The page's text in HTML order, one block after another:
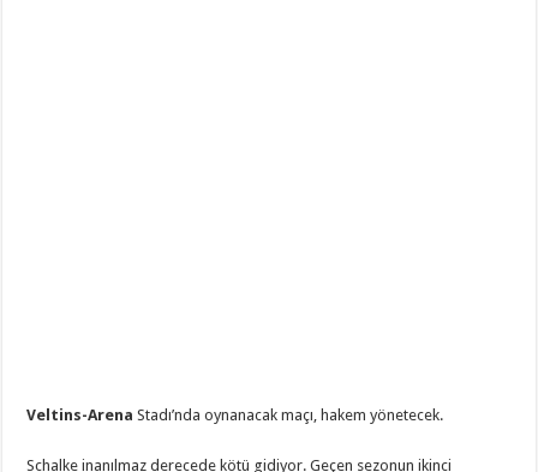
Veltins-Arena Stadı’nda oynanacak maçı, hakemyönetecek.
Schalke inanılmaz derecede kötü gidiyor. Geçen sezonun ikinci